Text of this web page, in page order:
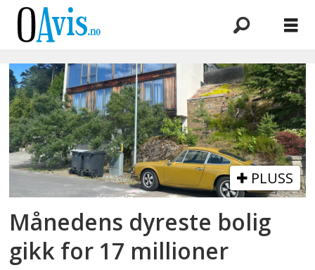
Emne:
utsiktsveien
9
PLUSS
Månedens dyreste bolig
gikk for 17 millioner